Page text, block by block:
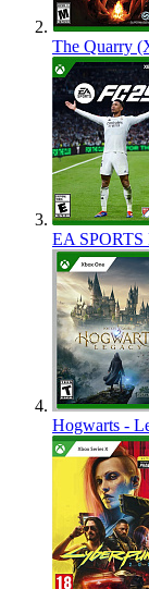
The Quarry
EA
Hogwarts -